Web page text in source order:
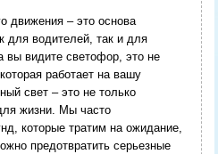
движения – это основа
для водителей, так и для
вы видите светофор, это не
работает на вашу
свет – это не только
жизни. Мы часто
которые тратим на ожидание,
предотвратить серьезные